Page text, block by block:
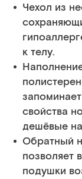
Чехол из
к телу.
свойства
дешёвые
Обратный
позволяет
подушки